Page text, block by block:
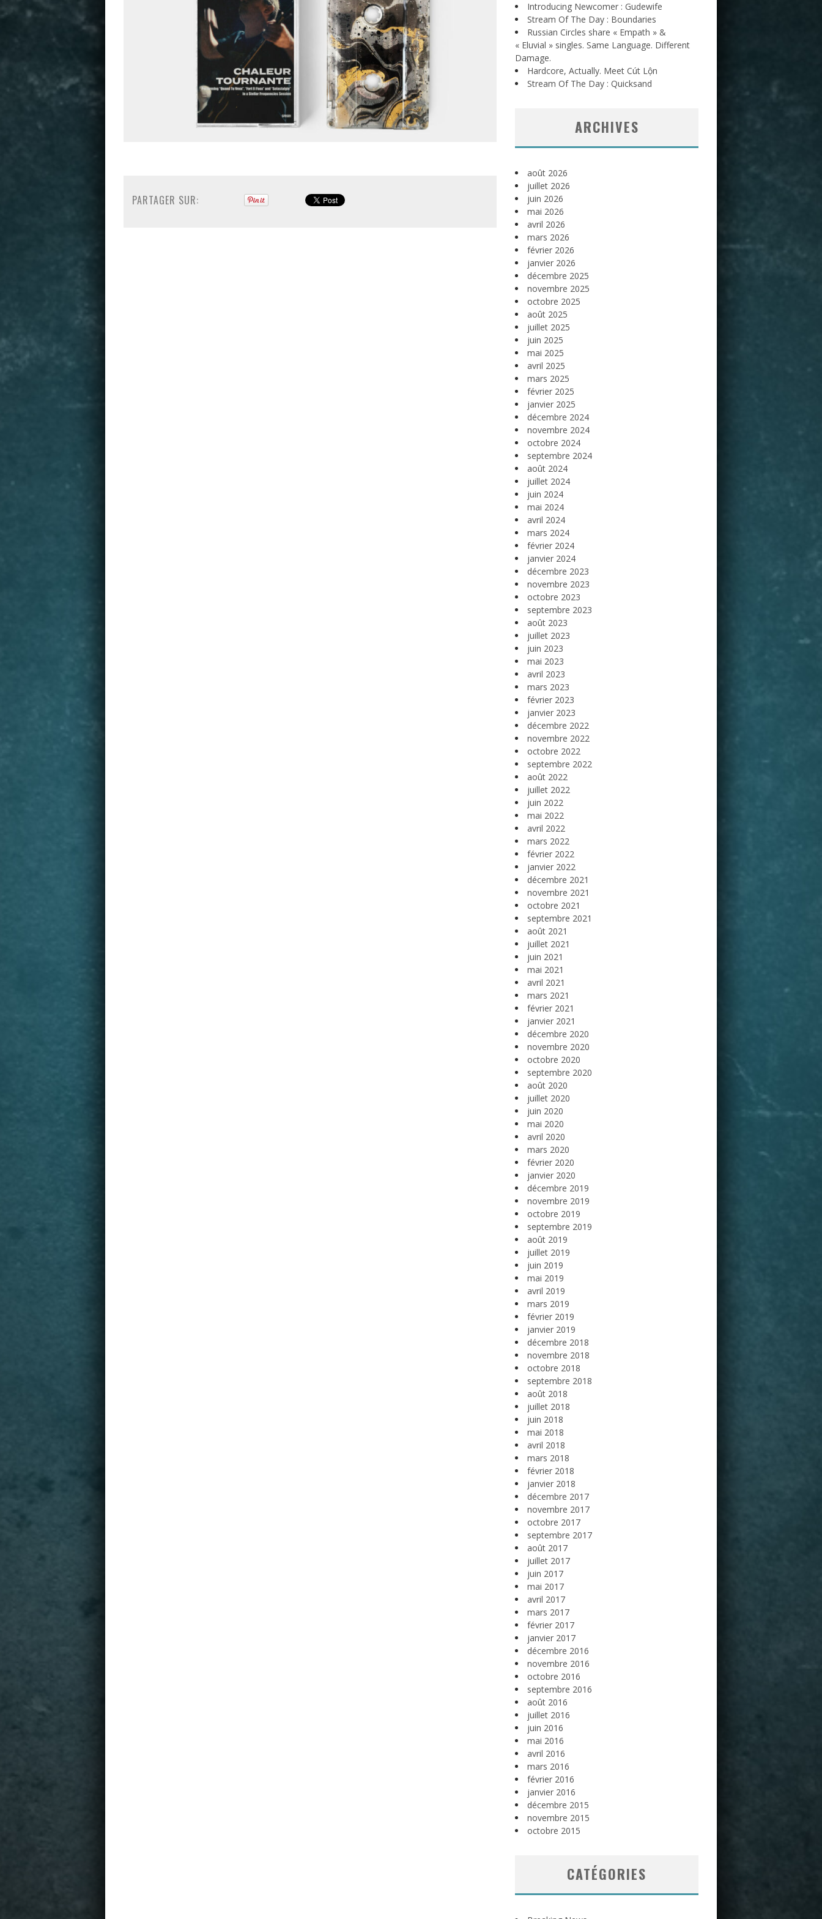
PARTAGER SUR:
Introducing Newcomer : Gudewife
Stream Of The Day : Boundaries
Russian Circles share « Empath » &
« Eluvial » singles. Same Language. Different
Damage.
Hardcore, Actually. Meet Cút Lộn
Stream Of The Day : Quicksand
ARCHIVES
août 2026
juillet 2026
juin 2026
mai 2026
avril 2026
mars 2026
février 2026
janvier 2026
décembre 2025
novembre 2025
octobre 2025
août 2025
juillet 2025
juin 2025
mai 2025
avril 2025
mars 2025
février 2025
janvier 2025
décembre 2024
novembre 2024
octobre 2024
septembre 2024
août 2024
juillet 2024
juin 2024
mai 2024
avril 2024
mars 2024
février 2024
janvier 2024
décembre 2023
novembre 2023
octobre 2023
septembre 2023
août 2023
juillet 2023
juin 2023
mai 2023
avril 2023
mars 2023
février 2023
janvier 2023
décembre 2022
novembre 2022
octobre 2022
septembre 2022
août 2022
juillet 2022
juin 2022
mai 2022
avril 2022
mars 2022
février 2022
janvier 2022
décembre 2021
novembre 2021
octobre 2021
septembre 2021
août 2021
juillet 2021
juin 2021
mai 2021
avril 2021
mars 2021
février 2021
janvier 2021
décembre 2020
novembre 2020
octobre 2020
septembre 2020
août 2020
juillet 2020
juin 2020
mai 2020
avril 2020
mars 2020
février 2020
janvier 2020
décembre 2019
novembre 2019
octobre 2019
septembre 2019
août 2019
juillet 2019
juin 2019
mai 2019
avril 2019
mars 2019
février 2019
janvier 2019
décembre 2018
novembre 2018
octobre 2018
septembre 2018
août 2018
juillet 2018
juin 2018
mai 2018
avril 2018
mars 2018
février 2018
janvier 2018
décembre 2017
novembre 2017
octobre 2017
septembre 2017
août 2017
juillet 2017
juin 2017
mai 2017
avril 2017
mars 2017
février 2017
janvier 2017
décembre 2016
novembre 2016
octobre 2016
septembre 2016
août 2016
juillet 2016
juin 2016
mai 2016
avril 2016
mars 2016
février 2016
janvier 2016
décembre 2015
novembre 2015
octobre 2015
CATÉGORIES